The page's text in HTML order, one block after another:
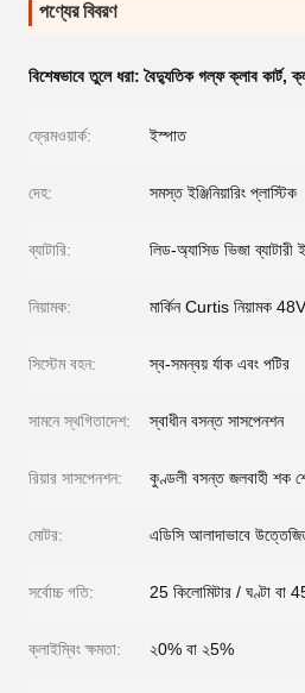
পণ্যের বিবরণ
বিশেষভাবে তুলে ধরা:বৈদ্যুতিক গল্ফ ক্লাব কার্ট,
ফ্রেমওয়ার্ক: ইস্পাত
দেহ: সমস্ত ইঞ্জিনিয়ারিং প্লাস্টিক
ব্যাটারি: লিড-অ্যাসিড ভিজা ব্যাটারী
নিয়ামক: মার্কিন Curtis নিয়ামক
সিস্টেম বহন: স্ব-সমন্বয় র্যাক এবং পটির
সামনে স্থগিতাদেশ: স্বাধীন বসন্ত সাসপেনশন
রিয়ার সাসপেনশন: কুণ্ডলী বসন্ত জলবাহী শক
মোটর: এডিসি আলাদাভাবে
সর্বোচ্চ গতি: 25 কিলোমিটার / ঘণ্টা বা
ক্লাইম্বিং ক্ষমতা: ২0% বা ২5%